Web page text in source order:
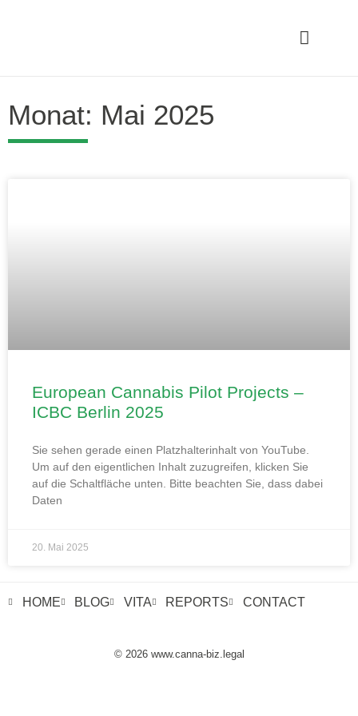
Monat: Mai 2025
European Cannabis Pilot Projects –
ICBC Berlin 2025
Sie sehen gerade einen Platzhalterinhalt von YouTube.
Um auf den eigentlichen Inhalt zuzugreifen, klicken Sie
auf die Schaltfläche unten. Bitte beachten Sie, dass dabei
Daten
20. Mai 2025
HOME BLOG VITA REPORTS CONTACT
© 2026 www.canna-biz.legal